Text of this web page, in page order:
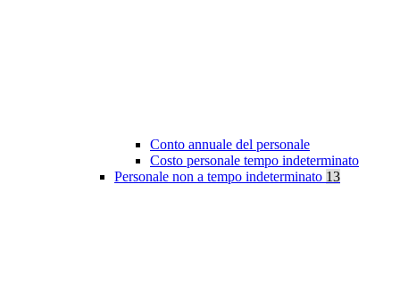
Conto annuale del personale
Costo personale tempo indeterminato
Personale non a tempo indeterminato 13